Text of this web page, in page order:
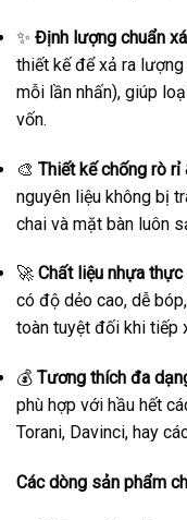
✨ Định lượng chuẩn
thiết kế để xả ra
mỗi lần nhấn), giúp
vốn.
🎨 Thiết kế chống rò rỉ
nguyên liệu không bị
chai và mặt bàn luôn
🚀 Chất liệu nhựa
có độ dẻo cao, dễ
toàn tuyệt đối khi tiếp
💰 Tương thích đa
phù hợp với hầu hết
Torani, Davinci, hay
Các dòng sản phẩm